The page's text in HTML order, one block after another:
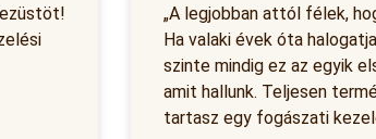
„A legjobban attól félek,
Ha valaki évek óta
szinte mindig ez az egyik
amit hallunk. Teljesen
tartasz egy fogászati